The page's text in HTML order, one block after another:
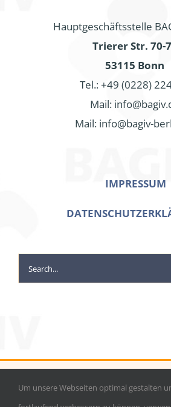
Hauptgeschäftsstelle
Trierer Str. 70-
53115 Bonn
Tel.: +49 (0228)
Mail:
Mail: info@bagiv-
IMPRESSUM
Search
for:
©Bagiv e.V.|info@bagiv.de | Tel.:
Um unsere Webseiten optimal gestalten